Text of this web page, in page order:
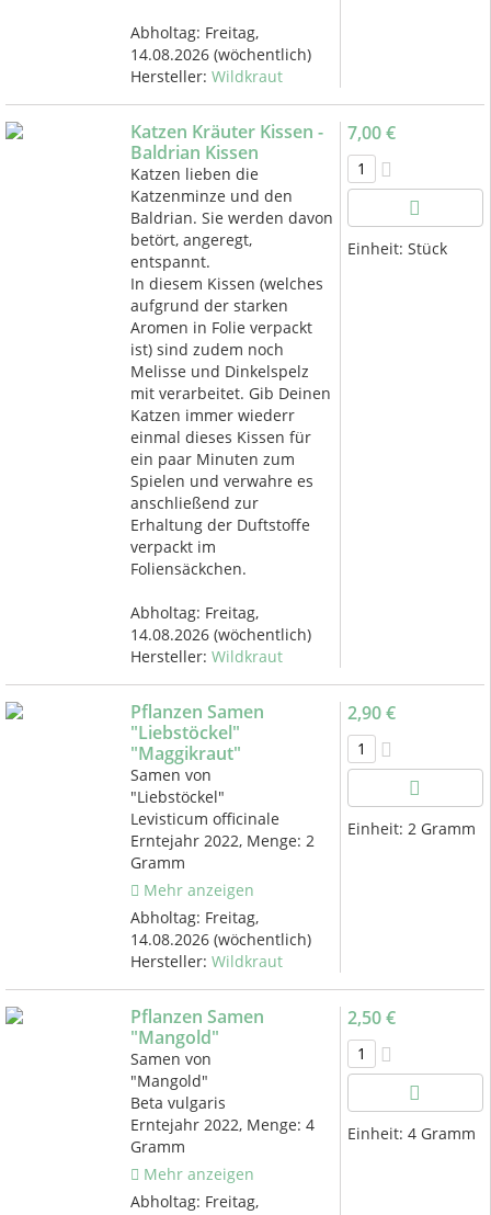
Abholtag: Freitag,
14.08.2026(wöchentlich)
Hersteller: Wildkraut
Katzen Kräuter Kissen -
Baldrian Kissen
Katzen lieben die
Katzenminze und den
Baldrian. Sie werden davon
betört, angeregt,
entspannt.
In diesem Kissen (welches
aufgrund der starken
Aromen in Folie verpackt
ist) sind zudem noch
Melisse und Dinkelspelz
mit verarbeitet. Gib Deinen
Katzen immer wiederr
einmal dieses Kissen für
ein paar Minuten zum
Spielen und verwahre es
anschließend zur
Erhaltung der Duftstoffe
verpackt im
Foliensäckchen.
Abholtag: Freitag,
14.08.2026(wöchentlich)
Hersteller: Wildkraut
7,00 €
Einheit: Stück
Pflanzen Samen
"Liebstöckel"
"Maggikraut"
Samen von
"Liebstöckel"
Levisticum officinale
Erntejahr 2022, Menge: 2
Gramm
Mehr anzeigen
Abholtag: Freitag,
14.08.2026(wöchentlich)
Hersteller: Wildkraut
2,90 €
Einheit: 2 Gramm
Pflanzen Samen
"Mangold"
Samen von
"Mangold"
Beta vulgaris
Erntejahr 2022, Menge: 4
Gramm
Mehr anzeigen
Abholtag: Freitag,
2,50 €
Einheit: 4 Gramm